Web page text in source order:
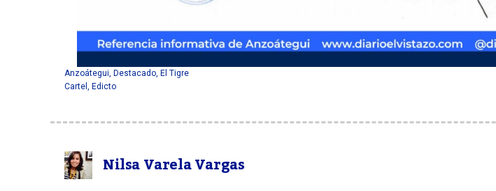
Anzoátegui, Destacado, El Tigre
Cartel , Edicto
Nilsa Varela Vargas